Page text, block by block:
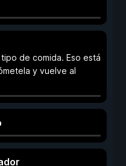
de comida. Eso está
y vuelve al